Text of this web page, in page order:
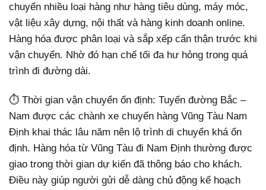
chuyển nhiều loại hàng như hàng tiêu dùng, máy móc,
vật liệu xây dựng, nội thất và hàng kinh doanh online.
Hàng hóa được phân loại và sắp xếp cẩn thận trước khi
vận chuyển. Nhờ đó hạn chế tối đa hư hỏng trong quá
trình đi đường dài.
⏱ Thời gian vận chuyển ổn định: Tuyến đường Bắc –
Nam được các chành xe chuyển hàng Vũng Tàu Nam
Định khai thác lâu năm nên lộ trình di chuyển khá ổn
định. Hàng hóa từ Vũng Tàu đi Nam Định thường được
giao trong thời gian dự kiến đã thông báo cho khách.
Điều này giúp người gửi dễ dàng chủ động kế hoạch